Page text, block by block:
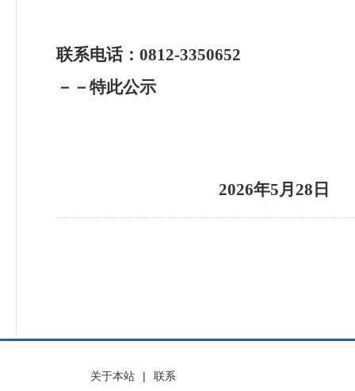
联系电话：0812-3350652
－－特此公示
2026年5月28日
关于本站 |
联系